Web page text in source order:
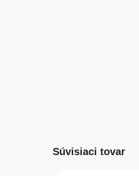
Súvisiaci tovar